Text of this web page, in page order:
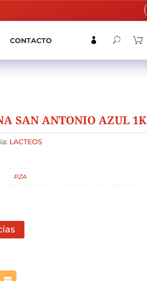
CONTACTO
SAN ANTONIO AZUL 1K
LACTEOS
PZA